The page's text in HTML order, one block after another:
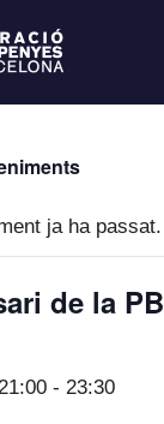
ja ha passat.
de la PB
- 23:30